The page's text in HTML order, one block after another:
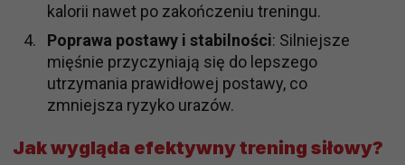
kalorii nawet po zakończeniu treningu.
Poprawa postawy i stabilności: Silniejsze
mięśnie przyczyniają się do lepszego
utrzymania prawidłowej postawy, co
zmniejsza ryzyko urazów.
Jak wygląda efektywny trening siłowy?